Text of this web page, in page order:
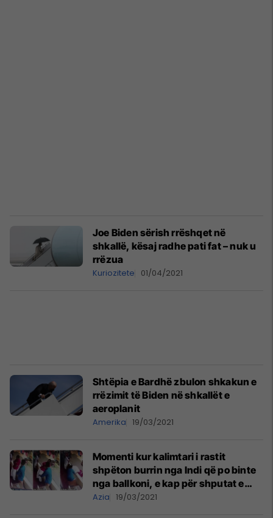
Joe Biden sërish rrëshqet në
shkallë, kësaj radhe pati fat – nuk u
rrëzua
Kuriozitete 01/04/2021
Shtëpia e Bardhë zbulon shkakun e
rrëzimit të Biden në shkallët e
aeroplanit
Amerika 19/03/2021
Momenti kur kalimtari i rastit
shpëton burrin nga Indi që po binte
nga ballkoni, e kap për shputat e
këmbëve
Azia 19/03/2021